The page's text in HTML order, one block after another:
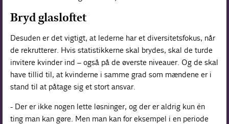
Bryd glasloftet
Desuden er det vigtigt, at lederne har et diversitetsfokus, når
de rekrutterer. Hvis statistikkerne skal brydes, skal de turde
invitere kvinder ind – også på de øverste niveauer. Og de skal
have tillid til, at kvinderne i samme grad som mændene er i
stand til at påtage sig et stort ansvar.
- Der er ikke nogen lette løsninger, og der er aldrig kun én
ting man kan gøre. Men man kan for eksempel i en periode